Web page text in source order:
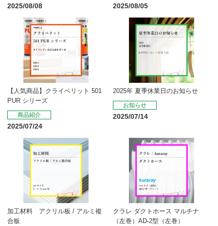
2025/08/08 2025/08/05
【人気商品】クライベリット 501
PUR シリーズ
商品紹介
2025/07/24
2025年 夏季休業日のお知らせ
お知らせ
2025/07/14
加工材料 アクリル板 / アルミ複
合板
クラレ ダクトホース マルチナ
（左巻）AD-2型（左巻）